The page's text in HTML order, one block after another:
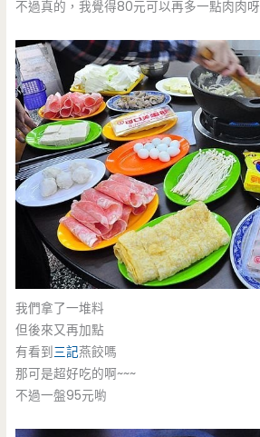
不過真的，我覺得80元可以再多一點肉肉呀
我們拿了一堆料
但後來又再加點
有看到三記燕餃嗎
那可是超好吃的啊~~~
不過一盤95元喲